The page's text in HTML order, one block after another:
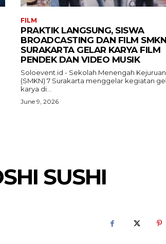
FILM
PRAKTIK LANGSUNG, SISWA
BROADCASTING DAN FILM
SURAKARTA GELAR KARYA FILM
PENDEK DAN VIDEO MUSIK
Soloevent.id - Sekolah Menengah
(SMKN) 7 Surakarta menggelar kegiatan
karya di...
June 9, 2026